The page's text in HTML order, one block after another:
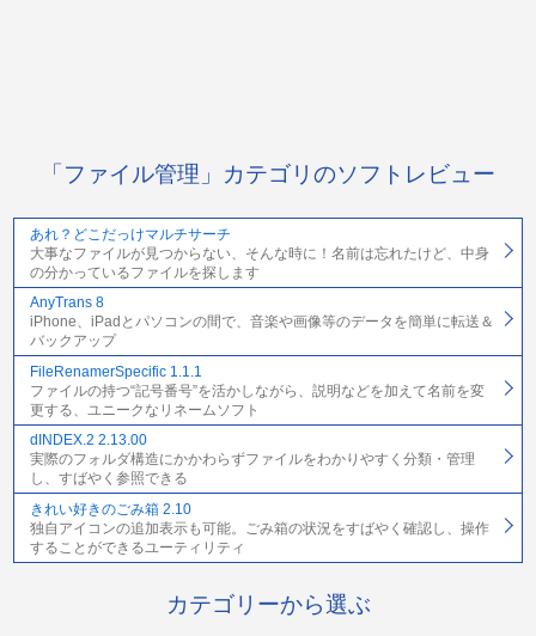
「ファイル管理」カテゴリのソフトレビュー
あれ？どこだっけマルチサーチ
大事なファイルが見つからない、そんな時に！名前は忘れたけど、中身
の分かっているファイルを探します
AnyTrans 8
iPhone、iPadとパソコンの間で、音楽や画像等のデータを簡単に転送＆
バックアップ
FileRenamerSpecific 1.1.1
ファイルの持つ“記号番号”を活かしながら、説明などを加えて名前を変
更する、ユニークなリネームソフト
dINDEX.2 2.13.00
実際のフォルダ構造にかかわらずファイルをわかりやすく分類・管理
し、すばやく参照できる
きれい好きのごみ箱 2.10
独自アイコンの追加表示も可能。ごみ箱の状況をすばやく確認し、操作
することができるユーティリティ
カテゴリーから選ぶ